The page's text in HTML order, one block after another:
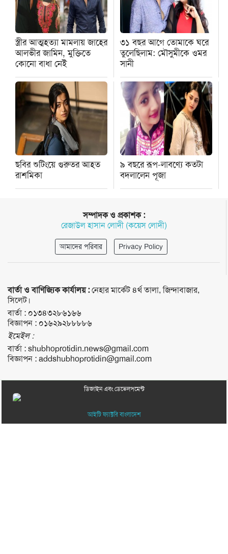
স্ত্রীর আত্মহত্যা মামলায় জাহের
আলভীর জামিন, মুক্তিতে
কোনো বাধা নেই
৩১ বছর আগে তোমাকে ঘরে
তুলেছিলাম: মৌসুমীকে ওমর
সানী
ছবির শুটিংয়ে গুরুতর আহত
রাশমিকা
৯ বছরে রূপ-লাবণ্যে কতটা
বদলালেন পূজা
সম্পাদক ও প্রকাশক :
রেজাউল হাসান লোদী (কয়েস লোদী)
আমাদের পরিবার Privacy Policy
বার্তা ও বাণিজ্যিক কার্যালয় :নেহার মার্কেট ৪র্থ তালা, জিন্দাবাজার,
সিলেট।
বার্তা : ০১৩৪৩২৮৬১৬৬
বিজ্ঞাপন : ০১৬২৯২৮৮৮৮৬
ইমেইল :
বার্তা :shubhoprotidin.news@gmail.com
বিজ্ঞাপন :addshubhoprotidin@gmail.com
ডিজাইন এবং ডেভেলপমেন্ট
আইটি ফ্যাক্টরি বাংলাদেশ